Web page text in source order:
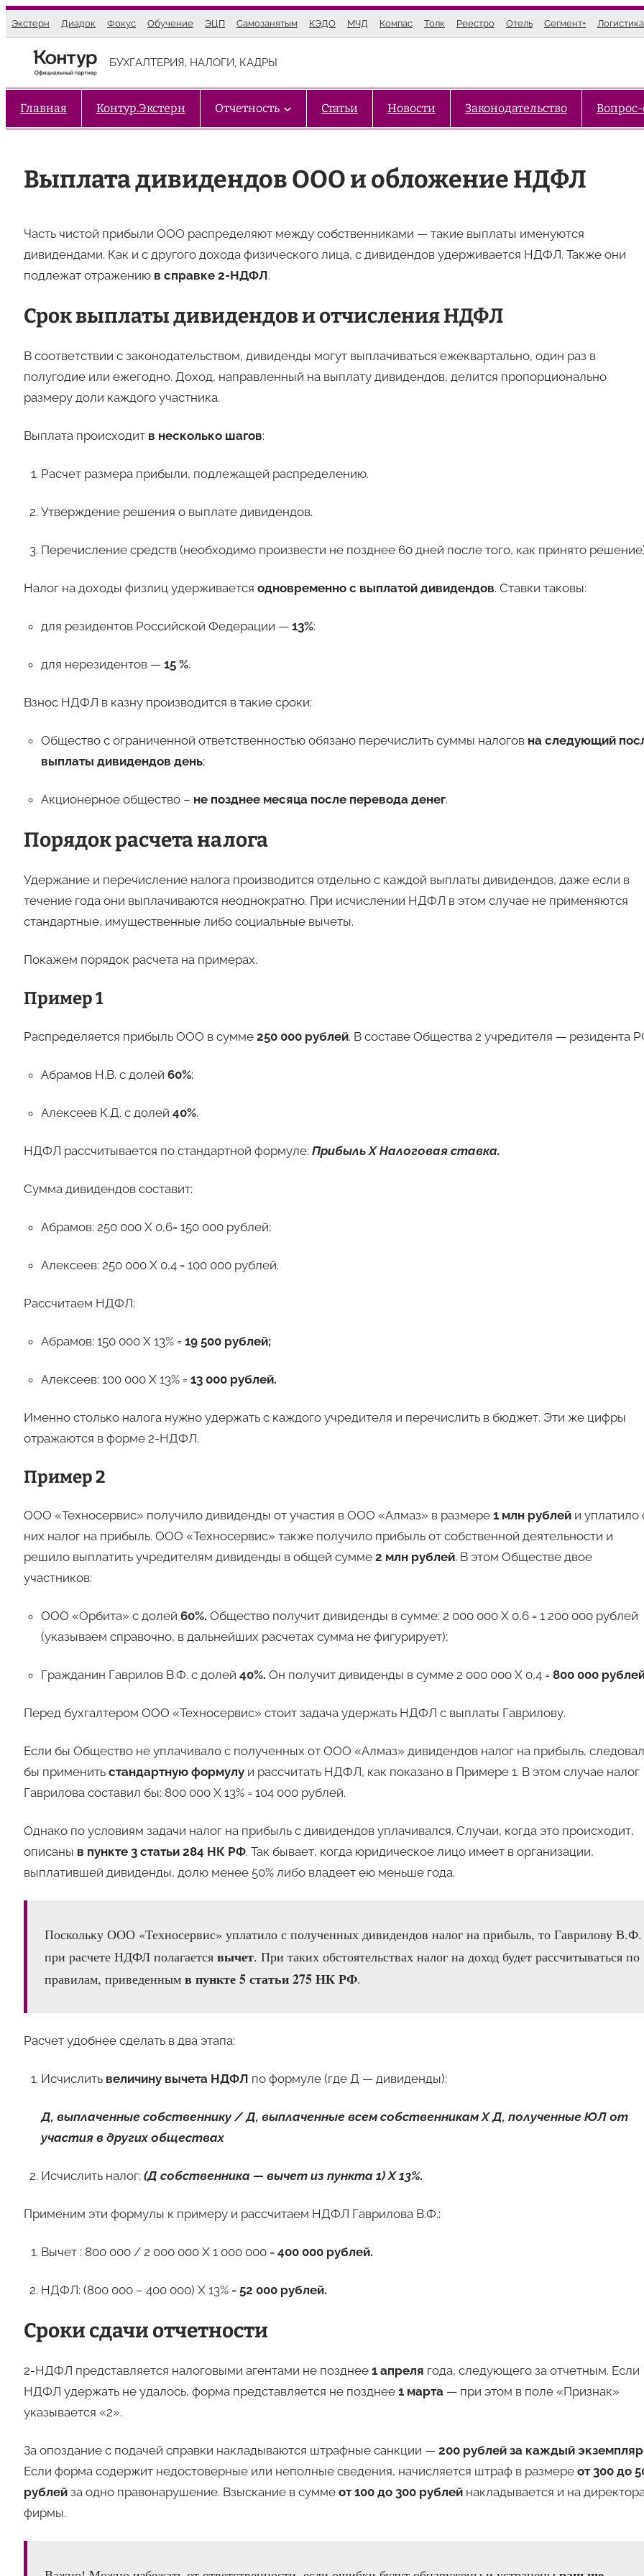
к
содержимому
Экстерн Диадок Фокус Обучение ЭЦП Самозанятым КЭДО МЧД Компас Толк Реестро Отель Сегмент+ Логистика
БУХГАЛТЕРИЯ, НАЛОГИ, КАДРЫ
Главная Контур.Экстерн Отчетность Статьи Новости Законодательство Вопрос-
Выплата дивидендов ООО и обложение НДФЛ
Часть чистой прибыли ООО распределяют между собственниками — такие выплаты именуются
дивидендами. Как и с другого дохода физического лица, с дивидендов удерживается НДФЛ. Также они
подлежат отражениюв справке 2-НДФЛ.
Срок выплаты дивидендов и отчисления НДФЛ
В соответствии с законодательством, дивиденды могут выплачиваться ежеквартально, один раз в
полугодие или ежегодно. Доход, направленный на выплату дивидендов, делится пропорционально
размеру доли каждого участника.
Выплата происходитв несколько шагов:
Расчет размера прибыли, подлежащей распределению.
Утверждение решения о выплате дивидендов.
Перечисление средств (необходимо произвести не позднее 60 дней после того, как принято
Налог на доходы физлиц удерживается одновременно с выплатой дивидендов. Ставки таковы:
для резидентов Российской Федерации — 13%:
для нерезидентов — 15 %.
Взнос НДФЛ в казну производится в такие сроки:
Общество с ограниченной ответственностью обязано перечислить суммы налогов на следующий
выплаты дивидендов день;
Акционерное общество – не позднее месяца после перевода денег.
Порядок расчета налога
Удержание и перечисление налога производится отдельно с каждой выплаты дивидендов, даже если в
течение года они выплачиваются неоднократно. При исчислении НДФЛ в этом случае не применяются
стандартные, имущественные либо социальные вычеты.
Покажем порядок расчета на примерах.
Пример 1
Распределяется прибыль ООО в сумме 250 000 рублей. В составе Общества 2 учредителя — резидента
Абрамов Н.В. с долей 60%;
Алексеев К.Д. с долей 40%.
НДФЛ рассчитывается по стандартной формуле: Прибыль Х Налоговая ставка.
Сумма дивидендов составит:
Абрамов: 250 000 Х 0,6= 150 000 рублей;
Алексеев: 250 000 Х 0,4 = 100 000 рублей.
Рассчитаем НДФЛ:
Абрамов: 150 000 Х 13% = 19 500 рублей;
Алексеев: 100 000 Х 13% =13 000 рублей.
Именно столько налога нужно удержать с каждого учредителя и перечислить в бюджет. Эти же цифры
отражаются в форме 2-НДФЛ.
Пример 2
ООО «Техносервис» получило дивиденды от участия в ООО «Алмаз» в размере 1 млн рублейи уплатило
них налог на прибыль. ООО «Техносервис» также получило прибыль от собственной деятельности и
решило выплатить учредителям дивиденды в общей сумме 2 млн рублей. В этом Обществе двое
участников:
ООО «Орбита» с долей 60%. Общество получит дивиденды в сумме: 2 000 000 Х 0,6 = 1 200 000 рублей
(указываем справочно, в дальнейших расчетах сумма не фигурирует);
Гражданин Гаврилов В.Ф. с долей 40%. Он получит дивиденды в сумме 2 000 000 Х 0,4 = 800 000
Перед бухгалтером ООО «Техносервис» стоит задача удержать НДФЛ с выплаты Гаврилову.
Если бы Общество не уплачивало с полученных от ООО «Алмаз» дивидендов налог на прибыль,
бы применить стандартную формулуи рассчитать НДФЛ, как показано в Примере 1. В этом случае налог
Гаврилова составил бы: 800 000 Х 13% = 104 000 рублей.
Однако по условиям задачи налог на прибыль с дивидендов уплачивался. Случаи, когда это происходит,
описаны в пункте 3 статьи 284 НК РФ. Так бывает, когда юридическое лицо имеет в организации,
выплатившей дивиденды, долю менее 50% либо владеет ею меньше года.
Поскольку ООО «Техносервис» уплатило с полученных дивидендов налог на прибыль, то Гаврилову В.Ф.
при расчете НДФЛ полагается вычет. При таких обстоятельствах налог на доход будет рассчитываться по
правилам, приведенным в пункте 5 статьи 275 НК РФ.
Расчет удобнее сделать в два этапа:
Исчислитьвеличину вычета НДФЛ по формуле (где Д — дивиденды):
Д, выплаченные собственнику / Д, выплаченные всем собственникам Х Д, полученные ЮЛ от
участия в других обществах
Исчислить налог: (Д собственника — вычет из пункта 1) Х 13%.
Применим эти формулы к примеру и рассчитаем НДФЛ Гаврилова В.Ф.:
Вычет : 800 000 / 2 000 000 Х 1 000 000 =400 000 рублей.
НДФЛ: (800 000 – 400 000) Х 13% =52 000 рублей.
Сроки сдачи отчетности
2-НДФЛ представляется налоговыми агентами не позднее 1 апреля года, следующего за отчетным. Если
НДФЛ удержать не удалось, форма представляется не позднее 1 марта— при этом в поле «Признак»
указывается «2».
За опоздание с подачей справки накладываются штрафные санкции — 200 рублей за каждый экземпляр
Если форма содержит недостоверные или неполные сведения, начисляется штраф в размереот 300 до
рублейза одно правонарушение. Взыскание в сумме от 100 до 300 рублейнакладывается и на
фирмы.